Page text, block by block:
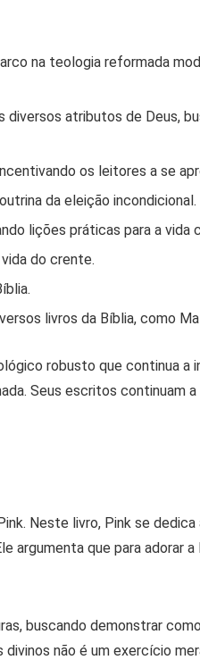
na teologia reformada
atributos de Deus,
os leitores a se
da eleição incondicional.
lições práticas para a vida
do crente.
livros da Bíblia, como
robusto que continua
Seus escritos continuam
Neste livro, Pink se
argumenta que para adorar
buscando demonstrar
não é um exercício